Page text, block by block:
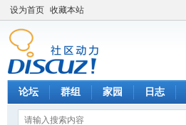
设为首页 收藏本站
论坛 群组 家园 日志